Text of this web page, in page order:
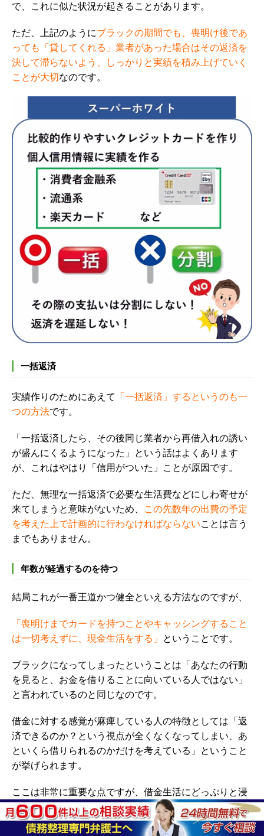
で、これに似た状況が起きることがあります。
ただ、上記のようにブラックの期間でも、喪明け後であ
っても「貸してくれる」業者があった場合はその返済を
決して滞らないよう、しっかりと実績を積み上げていく
ことが大切なのです。
一括返済
実績作りのためにあえて
「一括返済」するというのも一
つの方法です。
「一括返済したら、その後同じ業者から再借入れの誘い
が盛んにくるようになった」という話はよくあります
が、これはやはり「信用がついた」ことが原因です。
ただ、無理な一括返済で必要な生活費などにしわ寄せが
来てしまうと意味がないため、
この先数年の出費の予定
を考えた上で計画的に行わなければならないことは言う
までもありません。
年数が経過するのを待つ
結局これが一番王道かつ健全といえる方法なのですが、
「喪明けまでカードを持つことやキャッシングすること
は一切考えずに、現金生活をする」
ということです。
ブラックになってしまったということは「あなたの行動
を見ると、お金を借りることに向いている人ではない」
と言われているのと同じなのです。
借金に対する感覚が麻痺している人の特徴としては「返
済できるのか？という視点が全くなくなってしまい、あ
といくら借りられるのかだけを考えている」ということ
が挙げられます。
ここは非常に重要な点ですが、借金生活にどっぷりと浸
かってしまっている人は、もう一度下記のことをよく考
えてみましょう。